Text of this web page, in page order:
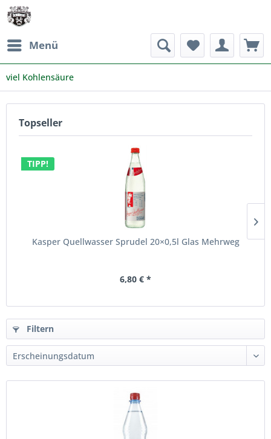
Menü
viel Kohlensäure
Topseller
TIPP!
Kasper Quellwasser Sprudel 20×0,5l Glas Mehrweg
6,80 € *
Filtern